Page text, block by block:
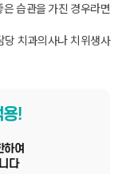
습관을 가진 경우라면
당 치과의사나 치위생사
용!
여
다